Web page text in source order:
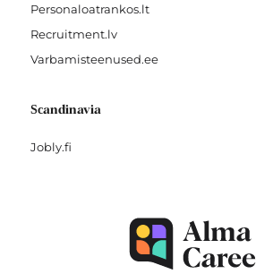
Personaloatrankos.lt
Recruitment.lv
Varbamisteenused.ee
Scandinavia
Jobly.fi